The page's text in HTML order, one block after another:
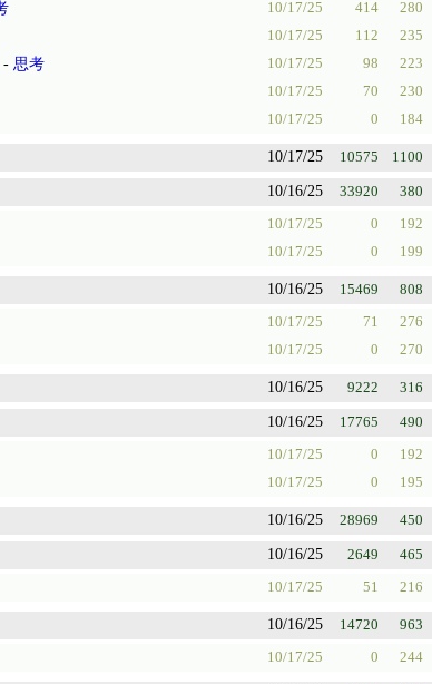
10/17/25 414
280
10/17/25 112
235
- 思考 10/17/25 98
223
10/17/25 70
230
10/17/25 0 184
10/17/25 10575 1100
10/16/25 33920 380
10/17/25 0
192
10/17/25 0 199
10/16/25 15469 808
10/17/25 71
276
10/17/25 0 270
10/16/25 9222 316
10/16/25 17765 490
10/17/25 0
192
10/17/25 0 195
10/16/25 28969 450
10/16/25 2649 465
10/17/25 51 216
10/16/25 14720 963
10/17/25 0 244